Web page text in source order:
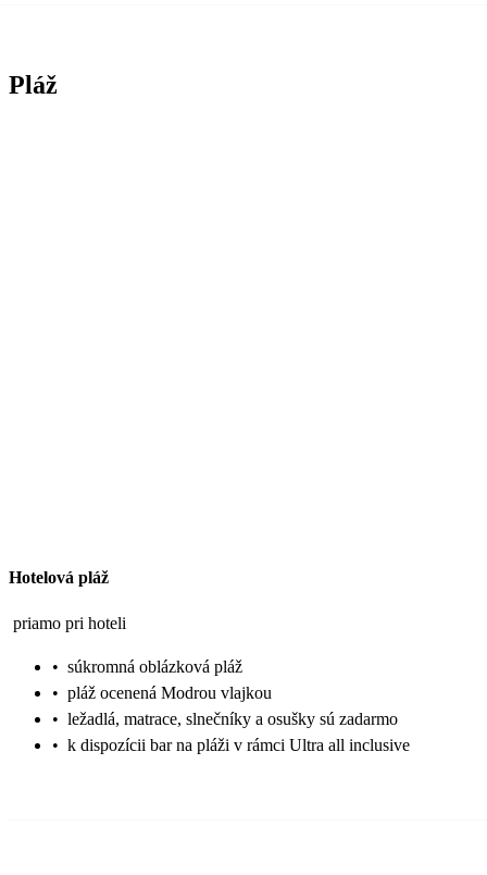
Pláž
Hotelová pláž
priamo pri hoteli
• súkromná oblázková pláž
• pláž ocenená Modrou vlajkou
• ležadlá, matrace, slnečníky a osušky sú zadarmo
• k dispozícii bar na pláži v rámci Ultra all inclusive